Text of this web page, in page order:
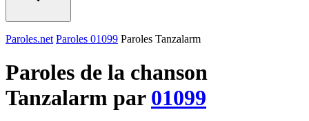
Paroles.net Paroles 01099 Paroles Tanzalarm
Paroles de la chanson
Tanzalarm par 01099